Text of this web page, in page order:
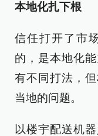
本地化扎下根
信任打开了市
的，是本地化
有不同打法，
当地的问题。
以楼宇配送机